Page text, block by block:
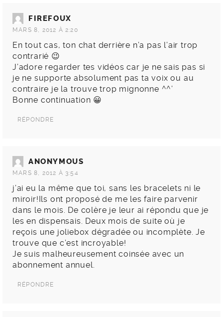
FIREFOUX
MARS 8, 2012 À 2:20
En tout cas, ton chat derrière n’a pas l’air trop
contrarié 😉
J’adore regarder tes vidéos car je ne sais pas si
je ne supporte absolument pas ta voix ou au
contraire je la trouve trop mignonne ^^’
Bonne continuation 😀
RÉPONDRE
ANONYMOUS
MARS 8, 2012 À 3:54
j’ai eu la même que toi, sans les bracelets ni le
miroir!Ils ont proposé de me les faire parvenir
dans le mois. De colère je leur ai répondu que je
les en dispensais. Deux mois de suite où je
reçois une joliebox dégradée ou incomplète. Je
trouve que c’est incroyable!
Je suis malheureusement coinsée avec un
abonnement annuel.
RÉPONDRE